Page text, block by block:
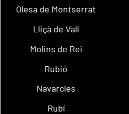
Olesa de Montserrat
Lliçà de Vall
Molins de Rei
Rubió
Navarcles
Rubí